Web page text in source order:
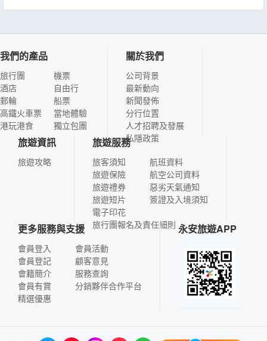
我們的產品
旅行團
酒店
郵輪
高鐵火車票
港玩港食
機票
自由行
船票
當地體驗
獨立包團
關於我們
公司背景
最新動向
新聞發佈
分行位置
人才招聘及發展
私隱政策
旅遊資訊
旅遊攻略
旅遊服務
旅客須知
旅遊保險
旅遊禮券
旅遊短片
電子印花
航班資料
航空公司資料
惡劣天氣通知
簽證及入境須知
旅行團報名及責任細則
更多服務與支援
會員登入
會員登記
會籍簡介
會員有賞
精選優惠
會員活動
顧客意見
服務查詢
分銷夥伴合作平台
永安旅遊APP